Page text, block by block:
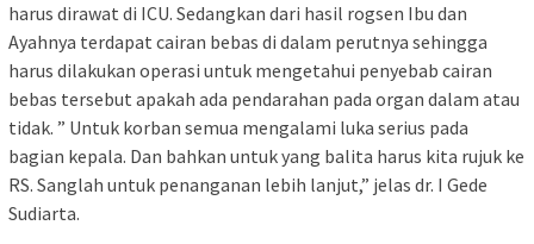
harus dirawat di ICU. Sedangkan dari hasil rogsen Ibu dan
Ayahnya terdapat cairan bebas di dalam perutnya sehingga
harus dilakukan operasi untuk mengetahui penyebab cairan
bebas tersebut apakah ada pendarahan pada organ dalam atau
tidak. ” Untuk korban semua mengalami luka serius pada
bagian kepala. Dan bahkan untuk yang balita harus kita rujuk ke
RS. Sanglah untuk penanganan lebih lanjut,” jelas dr. I Gede
Sudiarta.